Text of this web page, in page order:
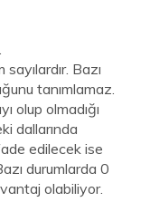
Bazı
tanımlamaz.
olup olmadığı
dallarında
edilecek ise
durumlarda 0
olabiliyor.